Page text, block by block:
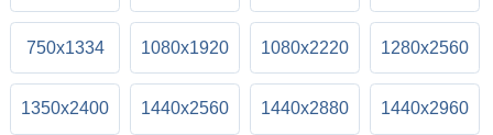
750x1334 1080x1920 1080x2220 1280x2560
1350x2400 1440x2560 1440x2880 1440x2960